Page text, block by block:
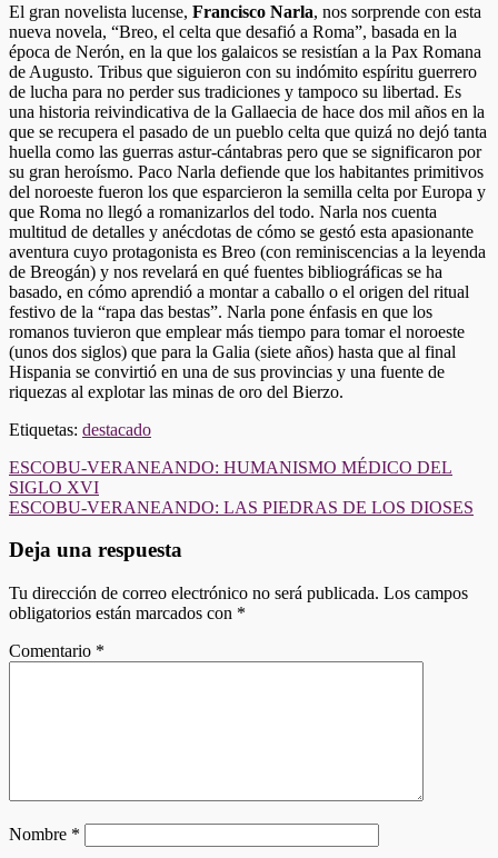
El gran novelista lucense, Francisco Narla, nos sorprende con esta
nueva novela, “Breo, el celta que desafió a Roma”, basada en la
época de Nerón, en la que los galaicos se resistían a la Pax Romana
de Augusto. Tribus que siguieron con su indómito espíritu guerrero
de lucha para no perder sus tradiciones y tampoco su libertad. Es
una historia reivindicativa de la Gallaecia de hace dos mil años en la
que se recupera el pasado de un pueblo celta que quizá no dejó tanta
huella como las guerras astur-cántabras pero que se significaron por
su gran heroísmo. Paco Narla defiende que los habitantes primitivos
del noroeste fueron los que esparcieron la semilla celta por Europa y
que Roma no llegó a romanizarlos del todo. Narla nos cuenta
multitud de detalles y anécdotas de cómo se gestó esta apasionante
aventura cuyo protagonista es Breo (con reminiscencias a la leyenda
de Breogán) y nos revelará en qué fuentes bibliográficas se ha
basado, en cómo aprendió a montar a caballo o el origen del ritual
festivo de la “rapa das bestas”. Narla pone énfasis en que los
romanos tuvieron que emplear más tiempo para tomar el noroeste
(unos dos siglos) que para la Galia (siete años) hasta que al final
Hispania se convirtió en una de sus provincias y una fuente de
riquezas al explotar las minas de oro del Bierzo.
Etiquetas: destacado
Navegación
de
ESCOBU-VERANEANDO: HUMANISMO MÉDICO DEL
SIGLO XVI
ESCOBU-VERANEANDO: LAS PIEDRAS DE LOS DIOSES
Deja una respuesta
Tu dirección de correo electrónico no será publicada. Los campos
obligatorios están marcados con *
Comentario *
Nombre *